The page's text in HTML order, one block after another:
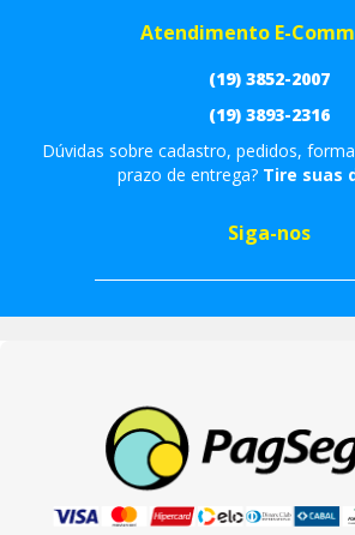
Atendimento E-
(19) 3852-2007
(19) 3893-2316
Dúvidas sobre cadastro, pedidos,
prazo de entrega? Tire suas
Siga-nos